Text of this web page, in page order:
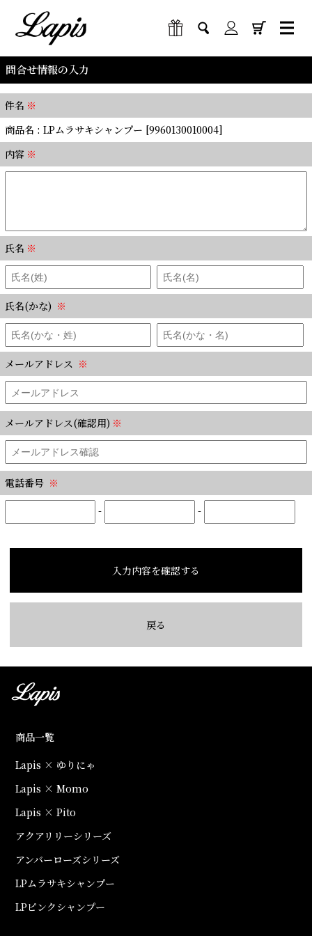
問合せ情報の入力
件名 ※
商品名 : LPムラサキシャンプー [9960130010004]
内容 ※
氏名 ※
氏名(かな) ※
メールアドレス ※
メールアドレス(確認用) ※
電話番号 ※
-
-
入力内容を確認する
戻る
商品一覧
Lapis × ゆりにゃ
Lapis × Momo
Lapis × Pito
アクアリリーシリーズ
アンバーローズシリーズ
LPムラサキシャンプー
LPピンクシャンプー